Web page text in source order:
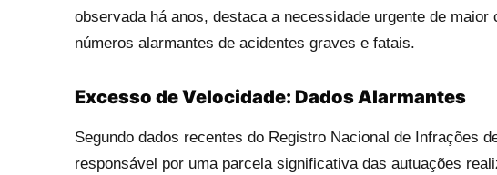
observada há anos, destaca a necessidade urgente de
números alarmantes de acidentes graves e fatais.
Excesso de Velocidade: Dados Alarmantes
Segundo dados recentes do Registro Nacional de Infrações
responsável por uma parcela significativa das autuações